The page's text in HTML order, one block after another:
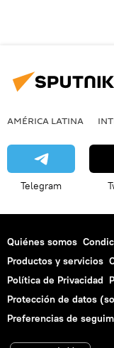
AMÉRICA LATINA
Telegram
Quiénes somos
Productos y servicios
Política de Privacidad
Protección de datos
Preferencias de